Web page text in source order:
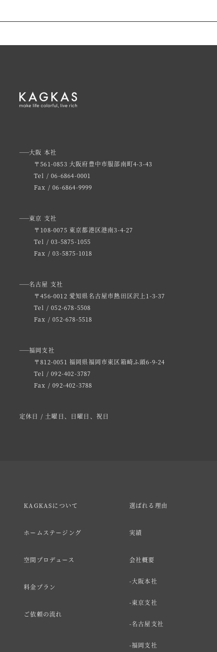
大阪 本社
〒561-0853 大阪府豊中市服部南町4-3-43
Tel / 06-6864-0001
Fax / 06-6864-9999
東京 支社
〒108-0075 東京都港区港南3-4-27
Tel / 03-5875-1055
Fax / 03-5875-1018
名古屋 支社
〒456-0012 愛知県名古屋市熱田区沢上1-3-37
Tel / 052-678-5508
Fax / 052-678-5518
福岡支社
〒812-0051 福岡県福岡市東区箱崎ふ頭6-9-24
Tel / 092-402-3787
Fax / 092-402-3788
定休日 / 土曜日、日曜日、祝日
KAGKASについて
ホームステージング
空間プロデュース
料金プラン
ご依頼の流れ
選ばれる理由
実績
会社概要
大阪本社
東京支社
名古屋支社
福岡支社